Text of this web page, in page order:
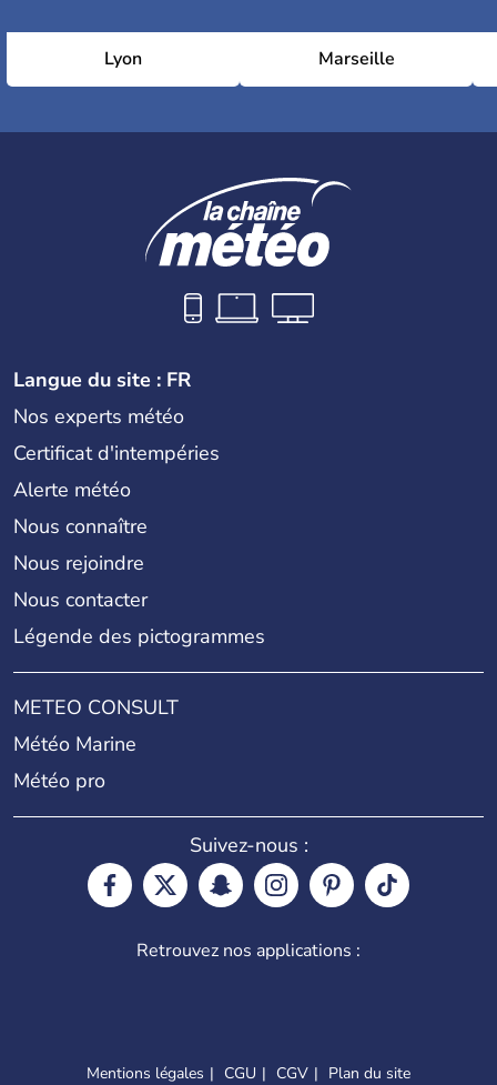
Lyon Marseille
Langue du site : FR
Nos experts météo
Certificat d'intempéries
Alerte météo
Nous connaître
Nous rejoindre
Nous contacter
Légende des pictogrammes
METEO CONSULT
Météo Marine
Météo pro
Suivez-nous :
Retrouvez nos applications :
Mentions légales CGU CGV Plan du site